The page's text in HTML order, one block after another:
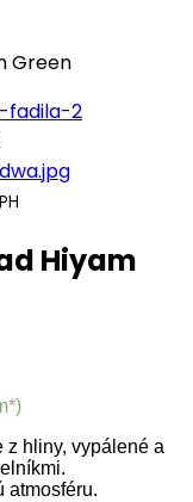
Green
Hiyam
*)
z hliny, vypálené a
atmosféru.